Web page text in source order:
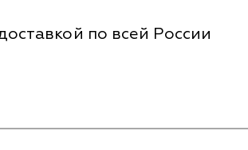
по всей России